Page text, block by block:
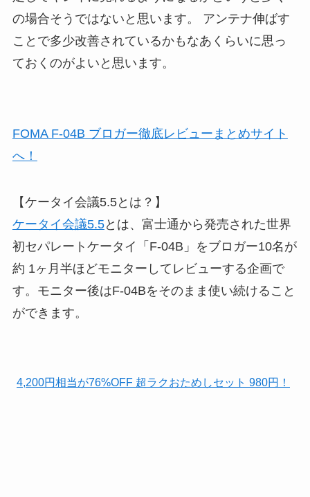
の場合そうではないと思います。 アンテナ伸ばす
ことで多少改善されているかもなあくらいに思っ
ておくのがよいと思います。
FOMA F-04B ブロガー徹底レビューまとめサイト
へ！
【ケータイ会議5.5とは？】
ケータイ会議5.5とは、富士通から発売された世界
初セパレートケータイ「F-04B」をブロガー10名が
約 1ヶ月半ほどモニターしてレビューする企画で
す。モニター後はF-04Bをそのまま使い続けること
ができます。
4,200円相当が76%OFF 超ラクおためしセット 980円！